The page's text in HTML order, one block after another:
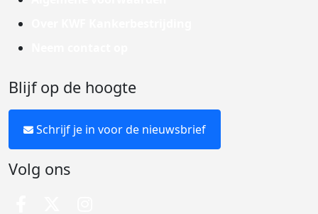
Blijf op de hoogte
Schrijf je in voor de nieuwsbrief
Volg ons